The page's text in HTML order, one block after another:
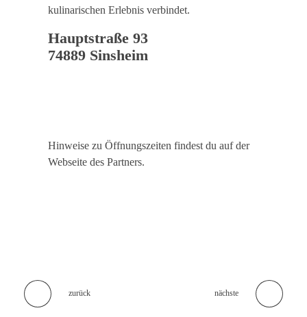
kulinarischen Erlebnis verbindet.
Hauptstraße 93
74889 Sinsheim
Hinweise zu Öffnungszeiten findest du auf der
Webseite des Partners.
zurück nächste